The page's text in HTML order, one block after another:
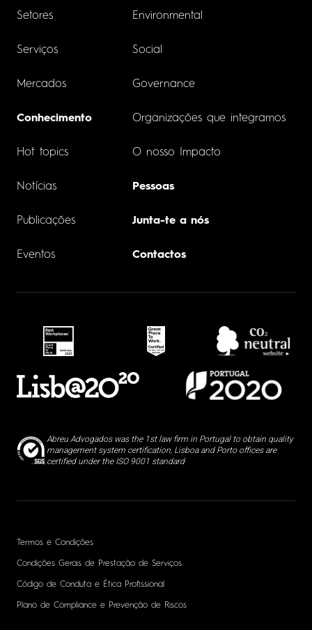
Setores
Serviços
Mercados
Conhecimento
Hot topics
Notícias
Publicações
Eventos
Environmental
Social
Governance
Organizações que integramos
O nosso Impacto
Pessoas
Junta-te a nós
Contactos
Abreu Advogados was the 1st law firm in Portugal to obtain quality
management system certification, Lisboa and Porto offices are
certified under the ISO 9001 standard
Termos e Condições
Condições Gerais de Prestação de Serviços
Código de Conduta e Ética Profissional
Plano de Compliance e Prevenção de Riscos